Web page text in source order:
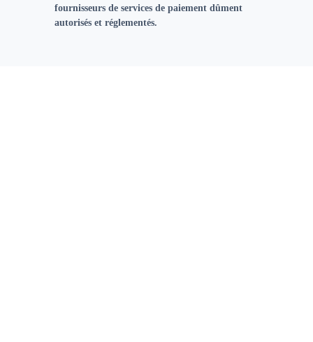
fournisseurs de services de paiement dûment
autorisés et réglementés.